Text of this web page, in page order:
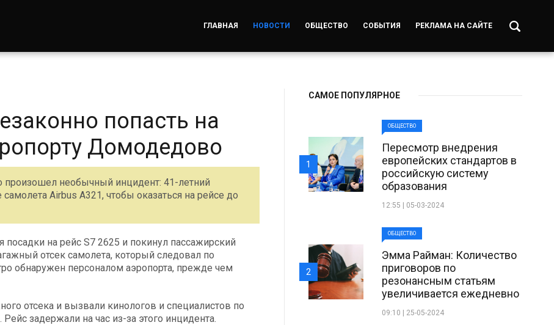
ГЛАВНАЯ НОВОСТИ ОБЩЕСТВО СОБЫТИЯ РЕКЛАМА НА САЙТЕ
попасть на
Домодедово
произошел необычный инцидент: 41-летний
Airbus A321, чтобы оказаться на рейсе до
на рейс S7 2625 и покинул пассажирский
отсек самолета, который следовал по
обнаружен персоналом аэропорта, прежде чем
отсека и вызвали кинологов и специалистов по
задержали на час из-за этого инцидента.
САМОЕ ПОПУЛЯРНОЕ
ОБЩЕСТВО
Пересмотр внедрения
европейских стандартов в
российскую систему
образования
12:55 | 05-03-2024
1
ОБЩЕСТВО
Эмма Райман: Количество
приговоров по
резонансным статьям
увеличивается ежедневно
09:10 | 25-05-2024
2